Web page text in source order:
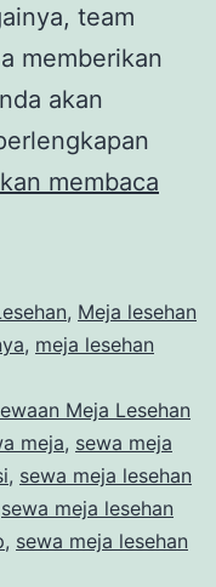
team
memberikan
akan
membaca
, Meja lesehan
, meja lesehan
Meja Lesehan
meja, sewa meja
, sewa meja lesehan
sewa meja lesehan
, sewa meja lesehan